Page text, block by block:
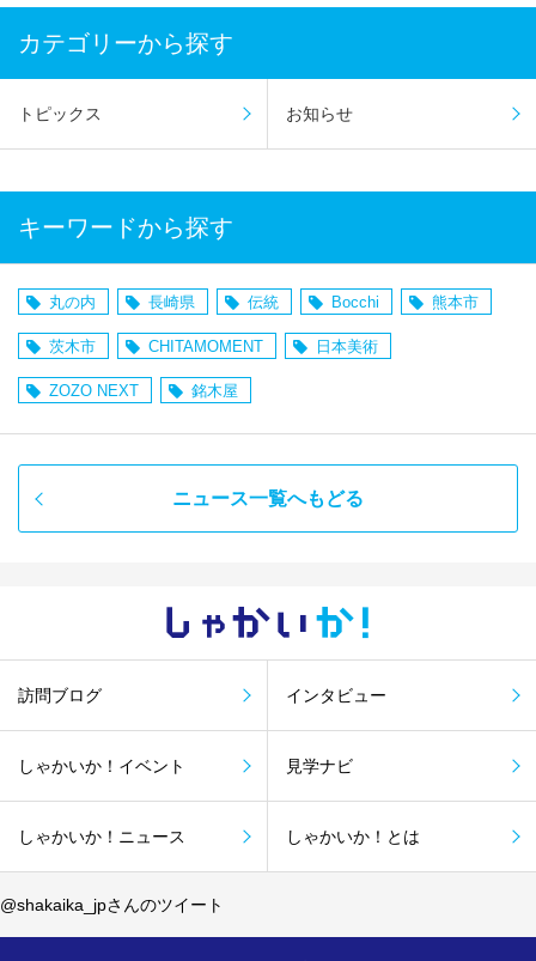
カテゴリーから探す
トピックス お知らせ
キーワードから探す
丸の内 長崎県 伝統 Bocchi 熊本市
茨木市 CHITAMOMENT 日本美術
ZOZO NEXT 銘木屋
ニュース一覧へもどる
しゃかい か！
訪問ブログ インタビュー
しゃかいか！イベント 見学ナビ
しゃかいか！ニュース しゃかいか！とは
@shakaika_jpさんのツイート